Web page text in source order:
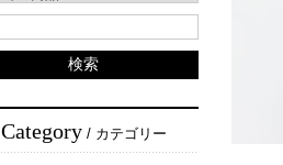
Category/ カテゴリー